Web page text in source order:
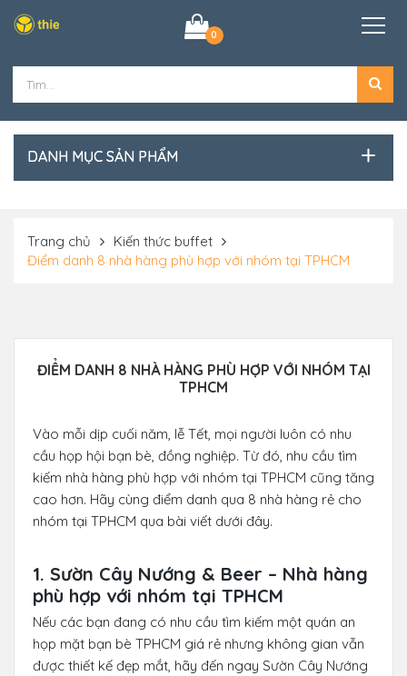
0
DANH MỤC SẢN PHẨM
Trang chủ
Kiến thức buffet
Điểm danh 8 nhà hàng phù hợp với nhóm tại TPHCM
ĐIỂM DANH 8 NHÀ HÀNG PHÙ HỢP VỚI NHÓM TẠI
TPHCM
Vào mỗi dịp cuối năm, lễ Tết, mọi người luôn có nhu
cầu họp hội bạn bè, đồng nghiệp. Từ đó, nhu cầu tìm
kiếm nhà hàng phù hợp với nhóm tại TPHCM cũng tăng
cao hơn. Hãy cùng điểm danh qua 8 nhà hàng rẻ cho
nhóm tại TPHCM qua bài viết dưới đây.
1. Sườn Cây Nướng & Beer – Nhà hàng
phù hợp với nhóm tại TPHCM
Nếu các bạn đang có nhu cầu tìm kiếm một quán an
họp mặt bạn bè TPHCM giá rẻ nhưng không gian vẫn
được thiết kế đẹp mắt, hãy đến ngay Sườn Cây Nướng